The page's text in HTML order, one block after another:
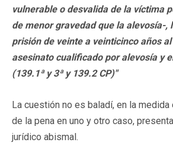
vulnerable o desvalida de la víctima
de menor gravedad que la alevosía-,
prisión de veinte a veinticinco años
asesinato cualificado por alevosía y
(139.1ª y 3ª y 139.2 CP)"
La cuestión no es baladí, en la
de la pena en uno y otro caso,
jurídico abismal.